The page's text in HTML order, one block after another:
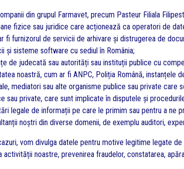
din grupul Farmavet, precum Pasteur Filiala
fizice sau juridice care acționează ca operatori de
fi furnizorul de servicii de arhivare și distrugerea de
și sisteme software cu sediul în România;
de judecată sau autorități sau instituții publice cu
noastră, cum ar fi ANPC, Poliția Română, instanțele
mediatori sau alte organisme publice sau private
sau private, care sunt implicate în disputele și
legale de informații pe care le primim sau pentru a ne
noștri din diverse domenii, de exemplu auditori,
vom divulga datele pentru motive legitime legate
activității noastre, prevenirea fraudelor, constatarea,